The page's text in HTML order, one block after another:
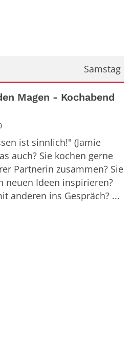
Samstag
2026Magen - Kochabend
ist sinnlich!" (Jamie
auch? Sie kochen gerne
Partnerin zusammen? Sie
neuen Ideen inspirieren?
anderen ins Gespräch? ...